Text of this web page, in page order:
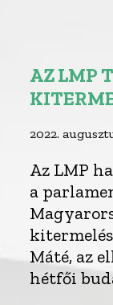
AZ LMP
2022.
Az LMP
a
Máté, az
hétfői